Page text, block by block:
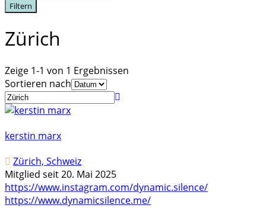
Filtern
Zürich
Zeige 1-1 von 1 Ergebnissen
Sortieren nach
kerstin marx
Zürich, Schweiz
Mitglied seit 20. Mai 2025
https://www.instagram.com/dynamic.silence/
https://www.dynamicsilence.me/